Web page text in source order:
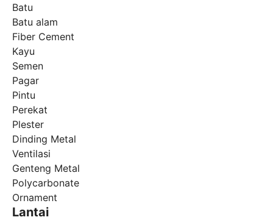
Batu
Batu alam
Fiber Cement
Kayu
Semen
Pagar
Pintu
Perekat
Plester
Dinding Metal
Ventilasi
Genteng Metal
Polycarbonate
Ornament
Lantai